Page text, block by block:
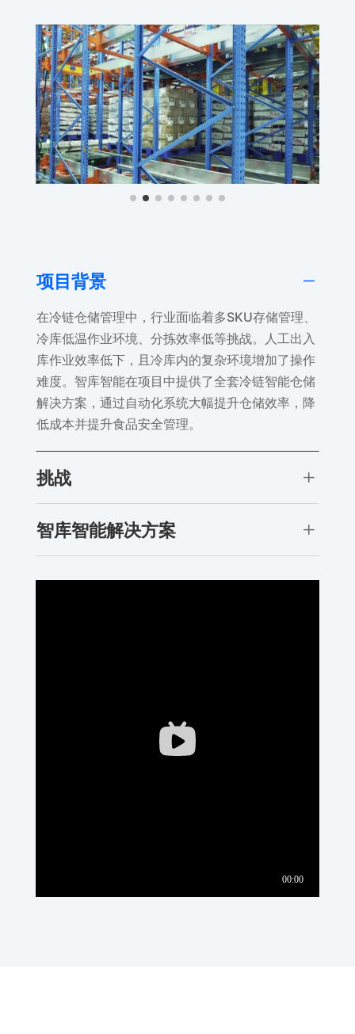
项目背景 K
在冷链仓储管理中，行业面临着多SKU存储管理、
冷库低温作业环境、分拣效率低等挑战。人工出入
库作业效率低下，且冷库内的复杂环境增加了操作
难度。智库智能在项目中提供了全套冷链智能仓储
解决方案，通过自动化系统大幅提升仓储效率，降
低成本并提升食品安全管理。
挑战 L
智库智能解决方案 L